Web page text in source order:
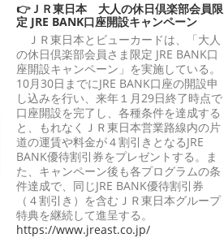
👉ＪＲ東日本 大人の休日倶楽部会員限
定 JRE BANK口座開設キャンペーン
ＪＲ東日本とビューカードは、「大人
の休日倶楽部会員さま限定 JRE BANK口
座開設キャンペーン」を実施している。
10月30日までにJRE BANK口座の開設申
し込みを行い、来年１月29日終了時点で
口座開設を完了し、各種条件を達成する
と、もれなくＪＲ東日本営業路線内の片
道の運賃や料金が４割引きとなるJRE
BANK優待割引券をプレゼントする。ま
た、キャンペーン後も各プログラムの条
件達成で、同じJRE BANK優待割引券
（４割引き）を含むＪＲ東日本グループ
特典を継続して進呈する。
https://www.jreast.co.jp/